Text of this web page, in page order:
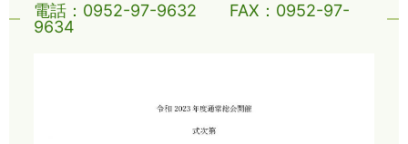
電話：0952-97-9632 FAX：0952-97-
9634